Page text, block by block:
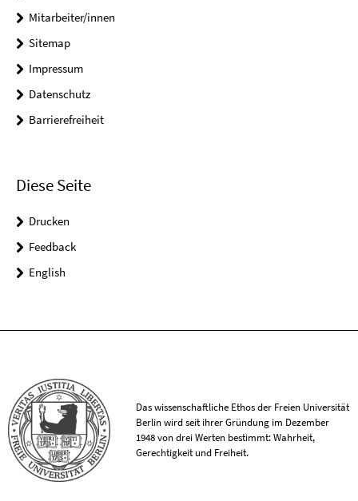
Mitarbeiter/innen
Sitemap
Impressum
Datenschutz
Barrierefreiheit
Diese Seite
Drucken
Feedback
English
Das wissenschaftliche Ethos der Freien Universität
Berlin wird seit ihrer Gründung im Dezember
1948 von drei Werten bestimmt: Wahrheit,
Gerechtigkeit und Freiheit.